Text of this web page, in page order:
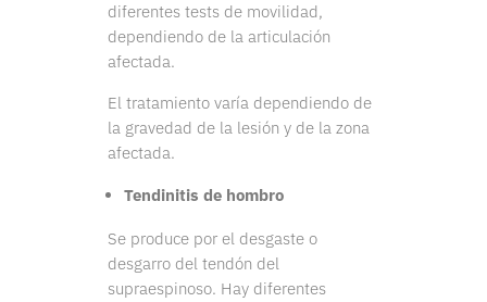
diferentes tests de movilidad,
dependiendo de la articulación
afectada.
El tratamiento varía dependiendo de
la gravedad de la lesión y de la zona
afectada.
Tendinitis de hombro
Se produce por el desgaste o
desgarro del tendón del
supraespinoso. Hay diferentes